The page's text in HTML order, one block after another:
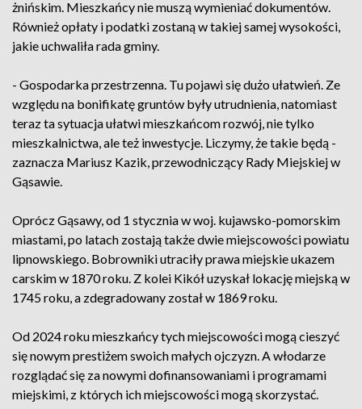
żnińskim. Mieszkańcy nie muszą wymieniać dokumentów.
Również opłaty i podatki zostaną w takiej samej wysokości,
jakie uchwaliła rada gminy.
- Gospodarka przestrzenna. Tu pojawi się dużo ułatwień. Ze
względu na bonifikatę gruntów były utrudnienia, natomiast
teraz ta sytuacja ułatwi mieszkańcom rozwój, nie tylko
mieszkalnictwa, ale też inwestycje. Liczymy, że takie będą -
zaznacza Mariusz Kazik, przewodniczący Rady Miejskiej w
Gąsawie.
Oprócz Gąsawy, od 1 stycznia w woj. kujawsko-pomorskim
miastami, po latach zostają także dwie miejscowości powiatu
lipnowskiego. Bobrowniki utraciły prawa miejskie ukazem
carskim w 1870 roku. Z kolei Kikół uzyskał lokację miejską w
1745 roku, a zdegradowany został w 1869 roku.
Od 2024 roku mieszkańcy tych miejscowości mogą cieszyć
się nowym prestiżem swoich małych ojczyzn. A włodarze
rozglądać się za nowymi dofinansowaniami i programami
miejskimi, z których ich miejscowości mogą skorzystać.